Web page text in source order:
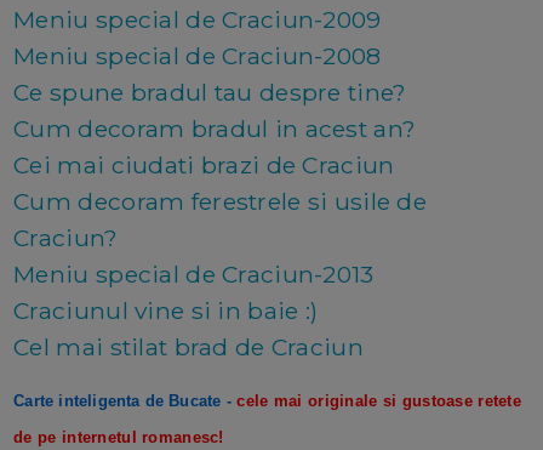
Meniu special de Craciun-2009
Meniu special de Craciun-2008
Ce spune bradul tau despre tine?
Cum decoram bradul in acest an?
Cei mai ciudati brazi de Craciun
Cum decoram ferestrele si usile de
Craciun?
Meniu special de Craciun-2013
Craciunul vine si in baie :)
Cel mai stilat brad de Craciun
Carte inteligenta de Bucate -cele mai originale si gustoase retete
de pe internetul romanesc!